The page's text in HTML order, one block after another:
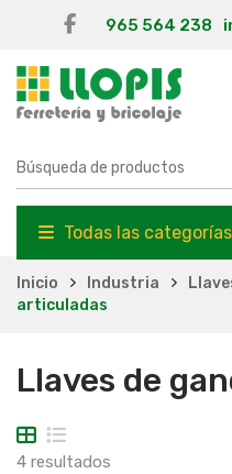
965 564 238
Todas las categorías
Inicio Industria
articuladas
Llaves de
4 resultados